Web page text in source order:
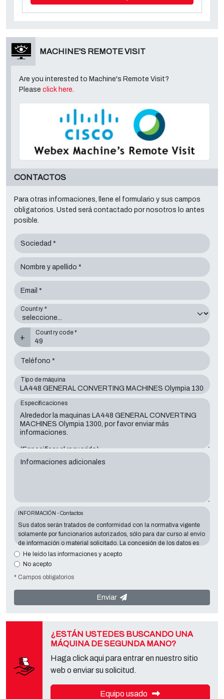
MACHINE'S REMOTE VISIT
Are you interested to Machine's Remote Visit?
Please click here.
CONTACTOS
Para otras informaciones, llene el formulario y sus campos
obligatorios. Usted será contactado por nosotros lo antes
posible.
Sociedad *
Nombre y apellido *
Email *
Country *
+
Country code *
Teléfono *
Tipo de máquina
Especificaciones
Informaciones adicionales
INFORMACIÓN - Contactos
Sus datos serán tratados de conformidad con la normativa vigente
solamente por funcionarios autorizados, sólo para dar curso al envío
de información o material solicitado. La concesión de los datos es
esencial en relación con la finalidad expuesta; los datos que faltan
harán imposible contactar con usted y satisfacer sus peticiones. El
Via A. Dominutti, 6 37135 (VR) Italy
con el "Servicio de Privacy " en la parte Controller de datos para
ejercer todos los derechos previstos y para obtener la información
He leído las informaciones y acepto
No acepto
* Campos obligatorios
Enviar
¿ESTÁN USTEDES BUSCANDO UNA
MÁQUINA DE SEGUNDA MANO?
Haga click aqui para entrar en nuestro sitio
web o enviar su solicitud.
Equipo usado